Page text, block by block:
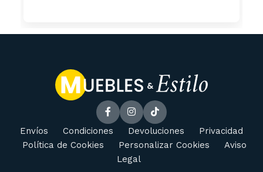
Envíos Condiciones Devoluciones
Privacidad
Política de Cookies
Personalizar Cookies
Aviso
Legal